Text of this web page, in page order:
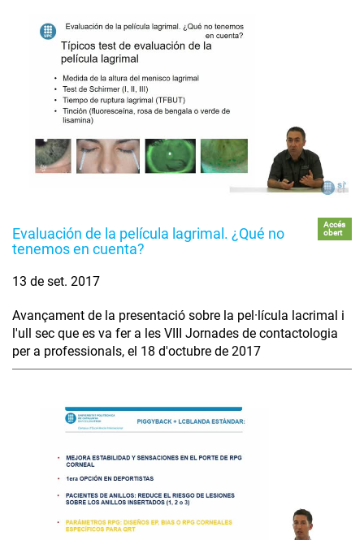
Evaluación de la película lagrimal. ¿Qué no
tenemos en cuenta?
Accés
obert
13 de set. 2017
Avançament de la presentació sobre la pel·lícula lacrimal i
l'ull sec que es va fer a les VIII Jornades de contactologia
per a professionals, el 18 d'octubre de 2017